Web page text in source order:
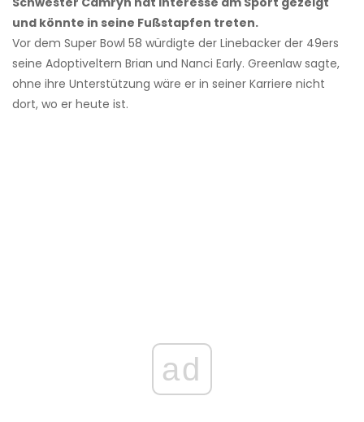
und könnte in seine Fußstapfen treten.
Vor dem Super Bowl 58 würdigte der Linebacker der 49ers
seine Adoptiveltern Brian und Nanci Early. Greenlaw sagte,
ohne ihre Unterstützung wäre er in seiner Karriere nicht
dort, wo er heute ist.
ad